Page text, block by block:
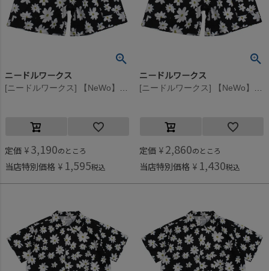
ニードルワークス
定価 ¥ 3,190のところ
当店特別価格 ¥ 1,595税込
ニードルワークス
定価 ¥ 2,860のところ
当店特別価格 ¥ 1,430税込